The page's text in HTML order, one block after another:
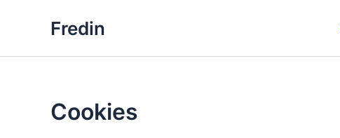
Fredin
Cookies